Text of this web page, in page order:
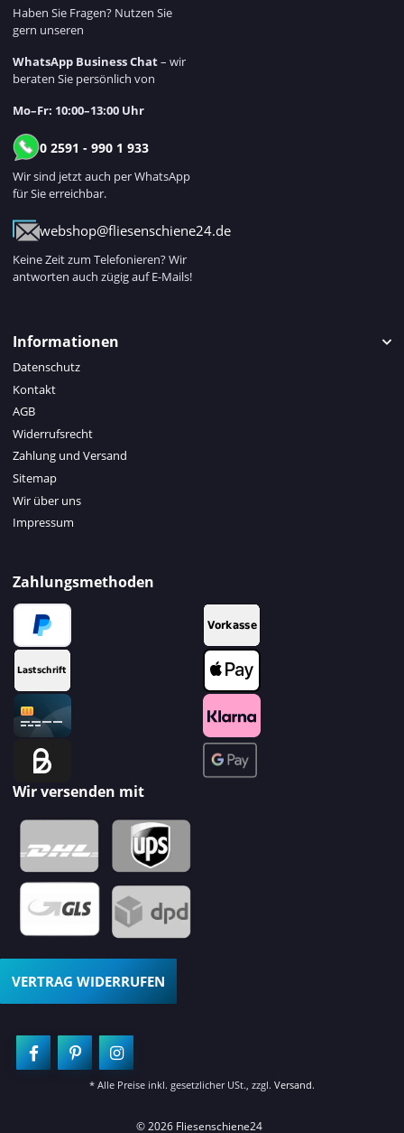
Haben Sie Fragen? Nutzen Sie
gern unseren
WhatsApp Business Chat– wir
beraten Sie persönlich von
Mo–Fr: 10:00–13:00 Uhr
0 2591 - 990 1 933
Wir sind jetzt auch per WhatsApp
für Sie erreichbar.
webshop@fliesenschiene24.de
Keine Zeit zum Telefonieren? Wir
antworten auch zügig auf E-Mails!
Informationen
Datenschutz
Kontakt
AGB
Widerrufsrecht
Zahlung und Versand
Sitemap
Wir über uns
Impressum
Zahlungsmethoden
Wir versenden mit
VERTRAG WIDERRUFEN
* Alle Preise inkl. gesetzlicher USt., zzgl. Versand.
© 2026 Fliesenschiene24